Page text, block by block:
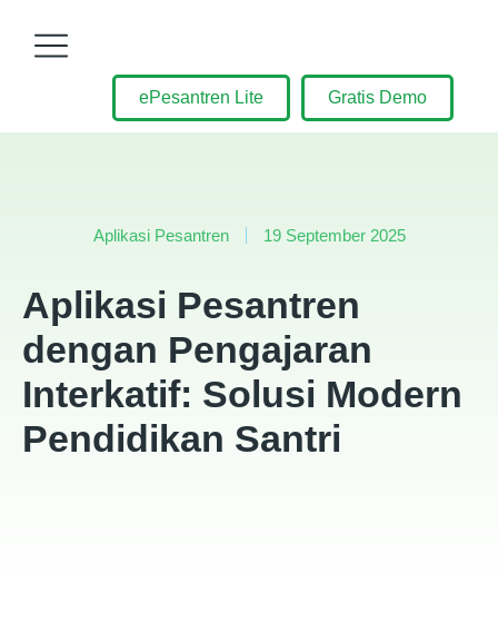
ePesantren Lite Gratis Demo
Aplikasi Pesantren 19 September 2025
Aplikasi Pesantren
dengan Pengajaran
Interkatif: Solusi Modern
Pendidikan Santri